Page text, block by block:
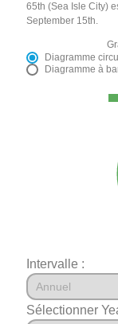
65th (Sea Isle City)
September 15th.
Diagramme
Diagramme à
Intervalle :
Sélectionner